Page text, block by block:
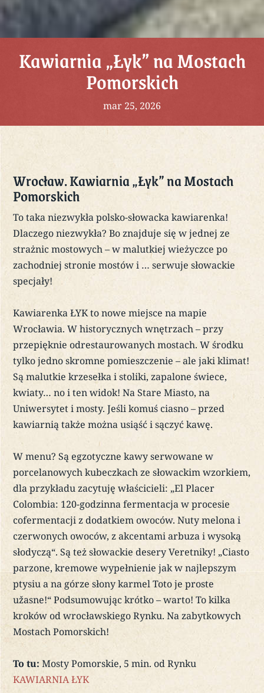
Kawiarnia „Łyk” na Mostach
Pomorskich
mar 25, 2026
Wrocław. Kawiarnia „Łyk” na Mostach
Pomorskich
To taka niezwykła polsko-słowacka kawiarenka!
Dlaczego niezwykła? Bo znajduje się w jednej ze
strażnic mostowych – w malutkiej wieżyczce po
zachodniej stronie mostów i … serwuje słowackie
specjały!
Kawiarenka ŁYK to nowe miejsce na mapie
Wrocławia. W historycznych wnętrzach – przy
przepięknie odrestaurowanych mostach. W środku
tylko jedno skromne pomieszczenie – ale jaki klimat!
Są malutkie krzesełka i stoliki, zapalone świece,
kwiaty… no i ten widok! Na Stare Miasto, na
Uniwersytet i mosty. Jeśli komuś ciasno – przed
kawiarnią także można usiąść i sączyć kawę.
W menu? Są egzotyczne kawy serwowane w
porcelanowych kubeczkach ze słowackim wzorkiem,
dla przykładu zacytuję właścicieli: „El Placer
Colombia: 120-godzinna fermentacja w procesie
cofermentacji z dodatkiem owoców. Nuty melona i
czerwonych owoców, z akcentami arbuza i wysoką
słodyczą“. Są też słowackie desery Veretniky! „Ciasto
parzone, kremowe wypełnienie jak w najlepszym
ptysiu a na górze słony karmel Toto je proste
užasne!“ Podsumowując krótko – warto! To kilka
kroków od wrocławskiego Rynku. Na zabytkowych
Mostach Pomorskich!
To tu: Mosty Pomorskie, 5 min. od Rynku
KAWIARNIA ŁYK